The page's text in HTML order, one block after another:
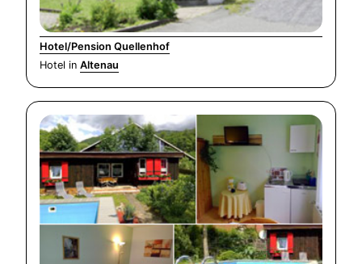
Hotel/Pension Quellenhof
Hotel in Altenau